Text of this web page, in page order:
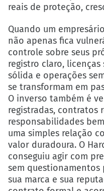
reais de proteção,
Quando um
não apenas fica
controle sobre seus
registro claro,
sólida e operações
se transformam em
O inverso também é
registradas, contratos
responsabilidades
uma simples relação
valor duradoura. O
conseguiu agir com
sem
sua marca e sua